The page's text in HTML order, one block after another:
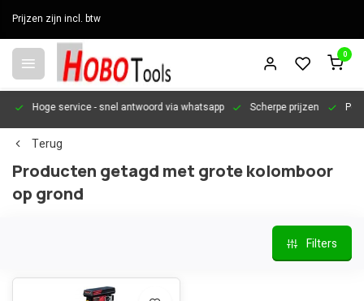
Prijzen zijn incl. btw
0
Hoge service- snel antwoord via whatsapp Scherpe prijzen
Terug
Producten getagd met grote kolomboor
op grond
Filters